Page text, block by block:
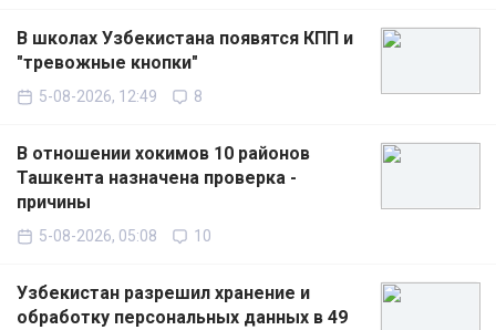
В школах Узбекистана появятся КПП и
"тревожные кнопки"
5-08-2026, 12:49 8
В отношении хокимов 10 районов
Ташкента назначена проверка -
причины
5-08-2026, 05:08 10
Узбекистан разрешил хранение и
обработку персональных данных в 49